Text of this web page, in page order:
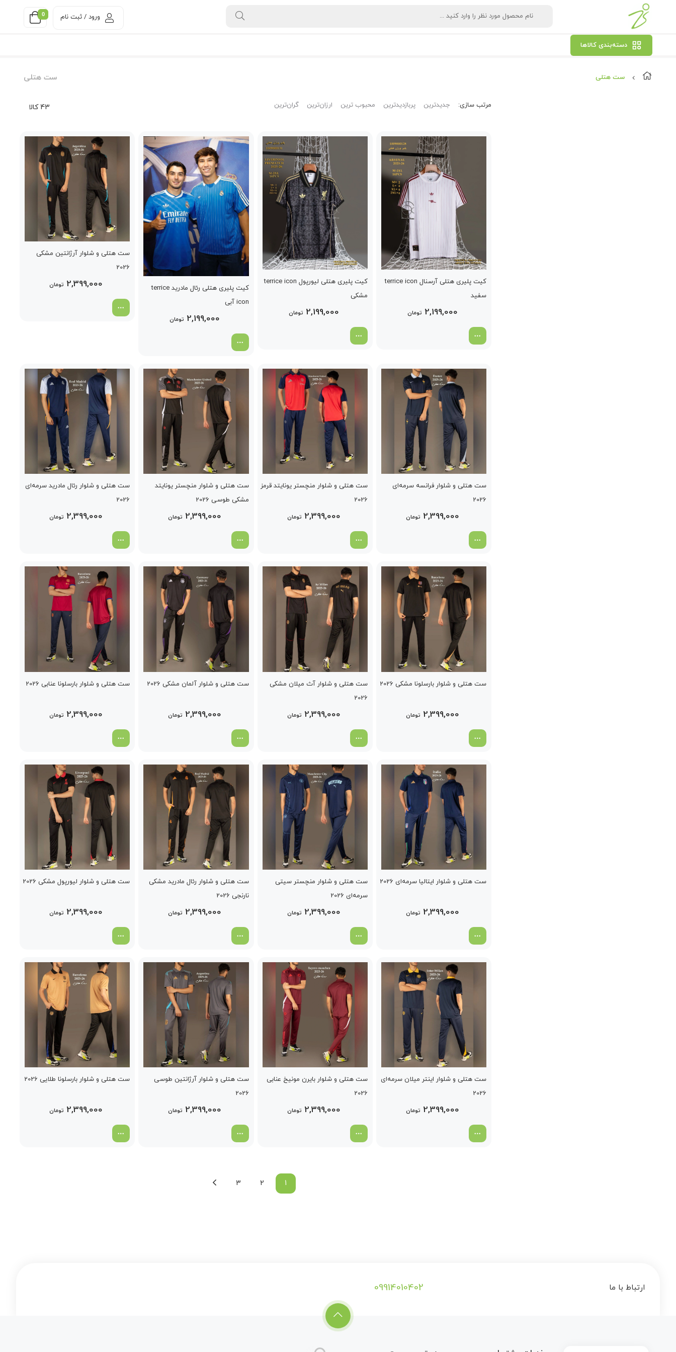
0 ورود / ثبت نام
دسته‌بندی کالاها
ست هتلی ست هتلی
43 کالا مرتب‌ سازی: جدیدترین پربازدیدترین محبوب ترین ارزان‌ترین گران‌ترین
کیت پلیری هتلی آرسنال terrice icon
سفید
2,199,000 تومان
کیت پلیری هتلی لیورپول terrice icon
مشکی
2,199,000 تومان
کیت پلیری هتلی رئال مادرید terrice
icon آبی
2,199,000 تومان
ست هتلی و شلوار آرژانتین مشکی
2026
2,399,000 تومان
ست هتلی و شلوار فرانسه سرمه‌ای
2026
2,399,000 تومان
ست هتلی و شلوار منچستر یونایتد قرمز
2026
2,399,000 تومان
ست هتلی و شلوار منچستر یونایتد
مشکی طوسی 2026
2,399,000 تومان
ست هتلی و شلوار رئال مادرید سرمه‌ای
2026
2,399,000 تومان
ست هتلی و شلوار بارسلونا مشکی 2026
2,399,000 تومان
ست هتلی و شلوار آث میلان مشکی
2026
2,399,000 تومان
ست هتلی و شلوار آلمان مشکی 2026
2,399,000 تومان
ست هتلی و شلوار بارسلونا عنابی 2026
2,399,000 تومان
ست هتلی و شلوار ایتالیا سرمه‌ای 2026
2,399,000 تومان
ست هتلی و شلوار منچستر سیتی
سرمه‌ای 2026
2,399,000 تومان
ست هتلی و شلوار رئال مادرید مشکی
نارنجی 2026
2,399,000 تومان
ست هتلی و شلوار لیورپول مشکی 2026
2,399,000 تومان
ست هتلی و شلوار اینتر میلان سرمه‌ای
2026
2,399,000 تومان
ست هتلی و شلوار بایرن مونیخ عنابی
2026
2,399,000 تومان
ست هتلی و شلوار آرژانتین طوسی
2026
2,399,000 تومان
ست هتلی و شلوار بارسلونا طلایی 2026
2,399,000 تومان
1
2
3
ارتباط با ما 09914010402